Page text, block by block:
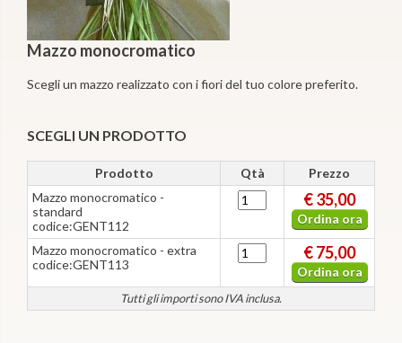
Mazzo monocromatico
Scegli un mazzo realizzato con i fiori del tuo colore preferito.
SCEGLI UN PRODOTTO
Prodotto Qtà Prezzo
Tutti gli importi sono IVA inclusa.
Mazzo monocromatico -
standard
codice:GENT112
€ 35,00
Ordina ora
Mazzo monocromatico - extra
codice:GENT113
€ 75,00
Ordina ora